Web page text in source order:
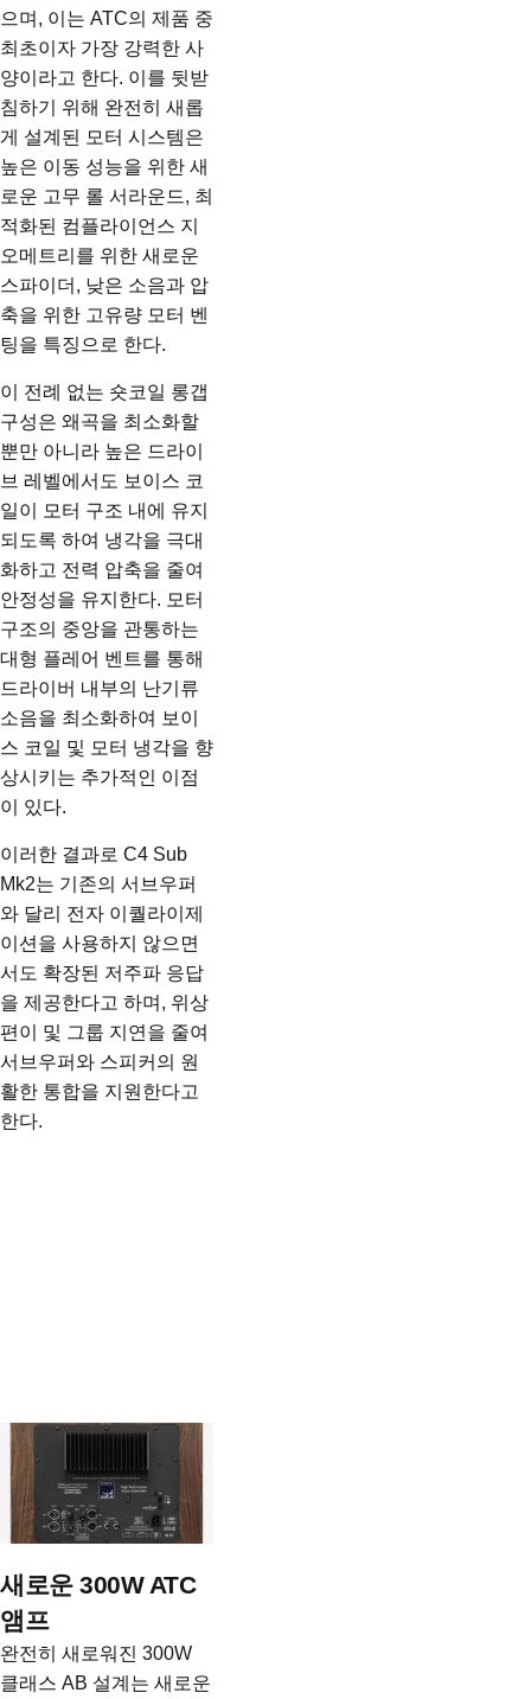
으며, 이는 ATC의 제품 중
최초이자 가장 강력한 사
양이라고 한다. 이를 뒷받
침하기 위해 완전히 새롭
게 설계된 모터 시스템은
높은 이동 성능을 위한 새
로운 고무 롤 서라운드, 최
적화된 컴플라이언스 지
오메트리를 위한 새로운
스파이더, 낮은 소음과 압
축을 위한 고유량 모터 벤
팅을 특징으로 한다.
이 전례 없는 숏코일 롱갭
구성은 왜곡을 최소화할
뿐만 아니라 높은 드라이
브 레벨에서도 보이스 코
일이 모터 구조 내에 유지
되도록 하여 냉각을 극대
화하고 전력 압축을 줄여
안정성을 유지한다. 모터
구조의 중앙을 관통하는
대형 플레어 벤트를 통해
드라이버 내부의 난기류
소음을 최소화하여 보이
스 코일 및 모터 냉각을 향
상시키는 추가적인 이점
이 있다.
이러한 결과로 C4 Sub
Mk2는 기존의 서브우퍼
와 달리 전자 이퀄라이제
이션을 사용하지 않으면
서도 확장된 저주파 응답
을 제공한다고 하며, 위상
편이 및 그룹 지연을 줄여
서브우퍼와 스피커의 원
활한 통합을 지원한다고
한다.
새로운 300W ATC
앰프
완전히 새로워진 300W
클래스 AB 설계는 새로운